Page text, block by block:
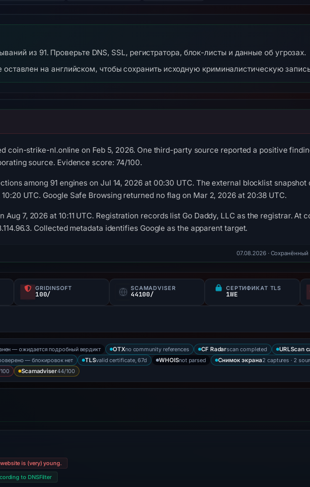
из 91. Проверьте DNS, SSL, регистратора, блок-листы и данные об угрозах.
на английском, чтобы сохранить исходную криминалистическую
coin-strike-nl.online on Feb 5, 2026. One third-party source reported a positive
source. Evidence score: 74/100.
among 91 engines on Jul 14, 2026 at 00:30 UTC. The external blocklist snapshot
UTC. Google Safe Browsing returned no flag on Mar 2, 2026 at 20:38 UTC.
Aug 7, 2026 at 10:11 UTC. Registration records list Go Daddy, LLC as the registrar. At
Collected metadata identifies Google as the apparent target.
07.08.2026· Сохранённый
GRIDINSOFT
100/
SCAMADVISER
44100/
СЕРТИФИКАТ TLS
1WE
— ожидается подробный вердикт OTXno community references CF Radarscan completed URLScan
— блокировок нет TLSvalid certificate, 67d WHOISnot parsed Снимок экрана2 captures · 2
Scamadviser44/100
is (very) young.
to DNSFilter